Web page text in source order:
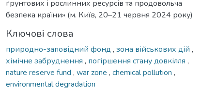
ґрунтових і рослинних ресурсів та продовольча
безпека країни» (м. Київ, 20–21 червня 2024 року)
Ключові слова
природно-заповідний фонд , зона військових дій ,
хімічне забруднення , погіршення стану довкілля ,
nature reserve fund , war zone , chemical pollution ,
environmental degradation